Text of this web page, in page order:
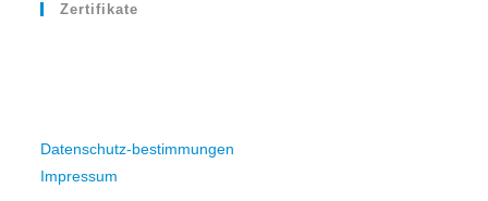
Zertifikate
Datenschutz-bestimmungen
Impressum